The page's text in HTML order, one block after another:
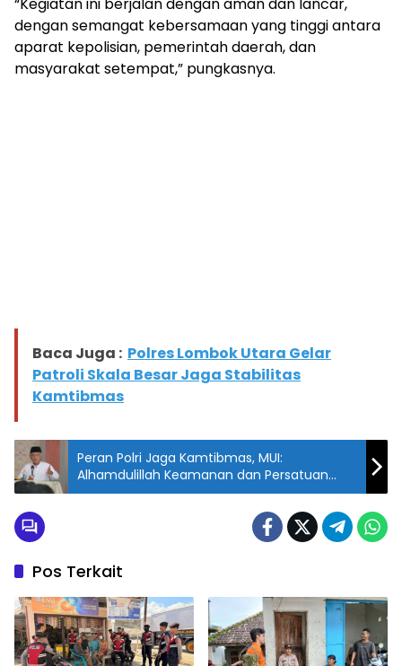
dengan semangat kebersamaan yang tinggi antara
aparat kepolisian, pemerintah daerah, dan
masyarakat setempat,” pungkasnya.
Baca Juga : Polres Lombok Utara Gelar
Patroli Skala Besar Jaga Stabilitas
Kamtibmas
Peran Polri Jaga Kamtibmas, MUI:
Alhamdulillah Keamanan dan Persatuan
Terwujud
Pos Terkait